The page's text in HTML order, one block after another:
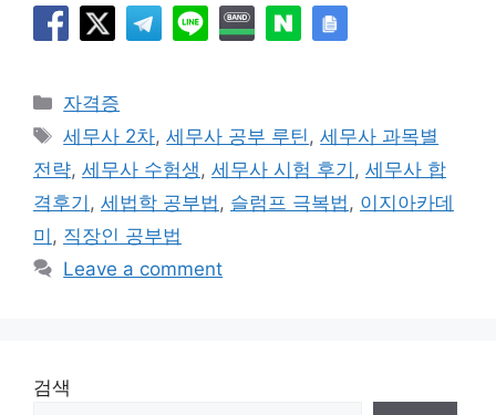
Categories
자격증
Tags
세무사 2차,세무사 공부 루틴,세무사 과목별
전략, 세무사 수험생, 세무사 시험 후기 , 세무사 합
격후기 , 세법학 공부법, 슬럼프 극복법, 이지아카데
미 , 직장인 공부법
Leave a comment
검색